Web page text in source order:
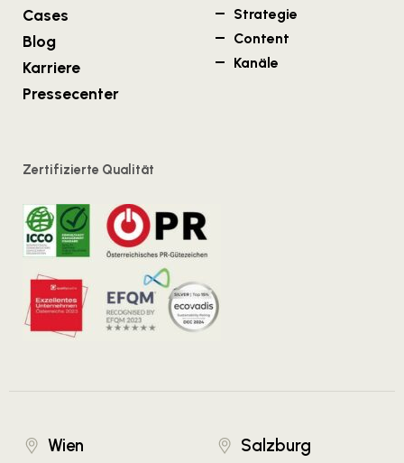
Cases
Blog
Karriere
Pressecenter
Strategie
Content
Kanäle
Zertifizierte Qualität
Wien Salzburg